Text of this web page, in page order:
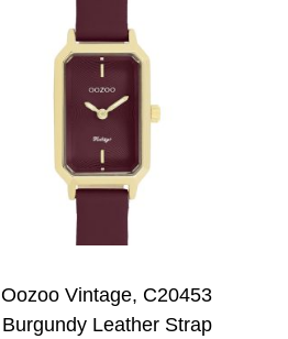
Oozoo Vintage, C20453
Burgundy Leather Strap